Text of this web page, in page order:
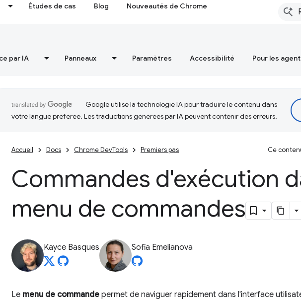
Études de cas Blog Nouveautés de Chrome
par IA Panneaux Paramètres Accessibilité Pour les
Google utilise la technologie IA pour traduire le contenu dans
votre langue préférée. Les traductions générées par IA peuvent contenir des erreurs.
Accueil Docs Chrome DevTools Premiers pas Ce
Commandes d'exécution
menu de commandes
Kayce Basques Sofia Emelianova
Le menu de commande permet de naviguer rapidement dans l'interface